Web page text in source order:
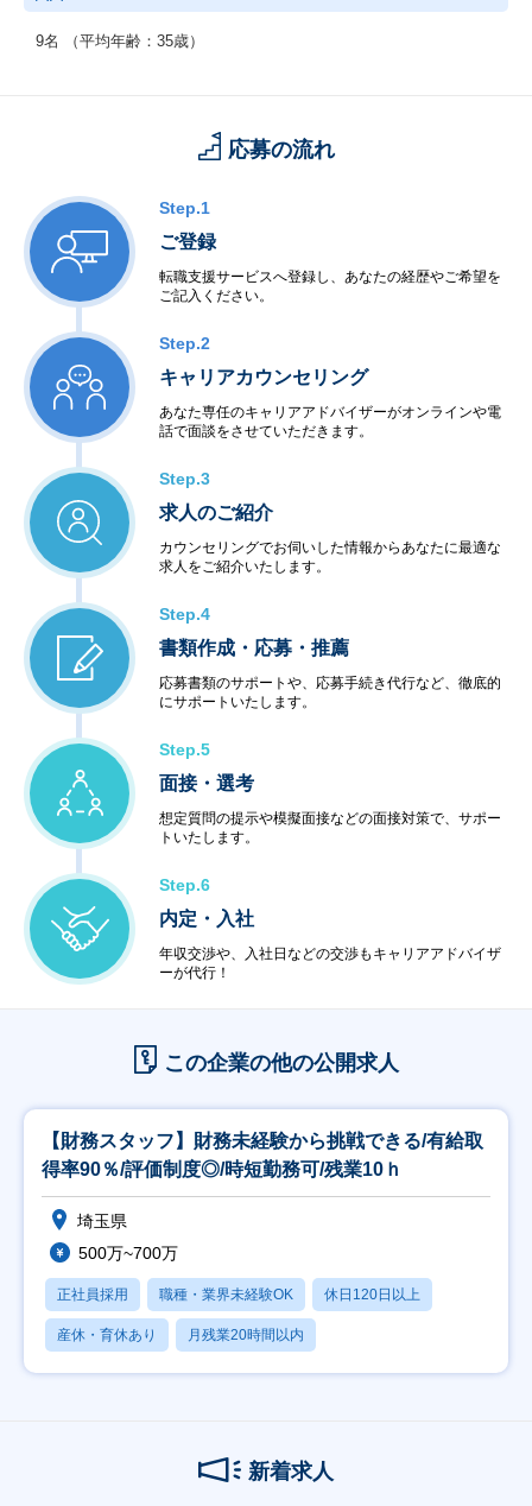
9名 （平均年齢：35歳）
応募の流れ
Step.1
ご登録
転職支援サービスへ登録し、あなたの経歴やご希望を
ご記入ください。
Step.2
キャリアカウンセリング
あなた専任のキャリアアドバイザーがオンラインや電
話で面談をさせていただきます。
Step.3
求人のご紹介
カウンセリングでお伺いした情報からあなたに最適な
求人をご紹介いたします。
Step.4
書類作成・応募・推薦
応募書類のサポートや、応募手続き代行など、徹底的
にサポートいたします。
Step.5
面接・選考
想定質問の提示や模擬面接などの面接対策で、サポー
トいたします。
Step.6
内定・入社
年収交渉や、入社日などの交渉もキャリアアドバイザ
ーが代行！
この企業の他の公開求人
【財務スタッフ】財務未経験から挑戦できる/有給取
得率90％/評価制度◎/時短勤務可/残業10ｈ
埼玉県
500万~700万
正社員採用 職種・業界未経験OK 休日120日以上
産休・育休あり 月残業20時間以内
新着求人